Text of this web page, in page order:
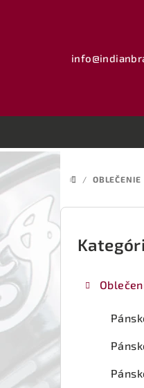
DOMOV
/ OBLEČENIE
B
o
ý
Preskočiť
kategórie